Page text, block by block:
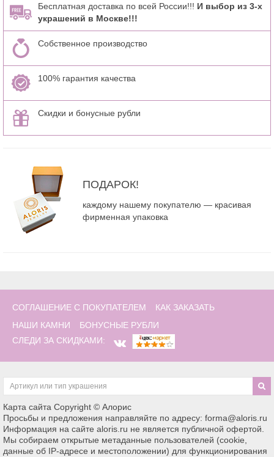
Бесплатная доставка по всей России!!! И выбор из 3-х
украшений в Москве!!!
Собственное производство
100% гарантия качества
Скидки и бонусные рубли
ПОДАРОК!
каждому нашему покупателю — красивая
фирменная упаковка
СОГЛАШЕНИЕ С ПОКУПАТЕЛЕМ
КАК ЗАКАЗАТЬ
НАШИ КАМНИ
БОНУСНЫЕ РУБЛИ
СЛЕДИ ЗА СКИДКАМИ:
Карта сайта Copyright © Алорис
Просьбы и предложения направляйте по адресу: forma@aloris.ru
Информация на сайте aloris.ru не является публичной офертой.
Мы собираем открытые метаданные пользователей (cookie,
данные об IP-адресе и местоположении) для функционирования